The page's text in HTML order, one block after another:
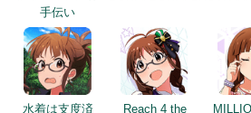
手伝い
水着は支度済 Reach 4 the